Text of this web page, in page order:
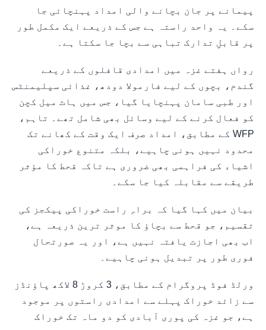
پیمانے پر جان بچانے والی امداد پہنچائی جا
سکے۔ یہ واحد راستہ ہے جس کے ذریعے ایک مکمل طور
پر قابلِ تدارک تباہی سے بچا جا سکتا ہے۔
رواں ہفتے غزہ میں امدادی قافلوں کے ذریعے
گندم، بچوں کے لیے فارمولا دودھ، غذائی سپلیمنٹس
اور طبی سامان پہنچایا گیا، جس میں ہاٹ میل کچن
کو فعال کرنے کے لیے وسائل بھی شامل تھے۔ تاہم،
WFP کے مطابق، امداد صرف ایک وقت کے کھانے تک
محدود نہیں ہونی چاہیے، بلکہ متنوع خوراکی
اشیاء کی فراہمی بھی ضروری ہے تاکہ قحط کا مؤثر
طریقے سے مقابلہ کیا جا سکے۔
بیان میں کہا گیا کہ براہِ راست خوراکی پیکجز کی
تقسیم، جو قحط سے بچاؤ کا موثر ترین ذریعہ ہے،
اب بھی اجازت یافتہ نہیں ہے، اور یہ صورتحال
فوری طور پر تبدیل ہونی چاہیے۔
ورلڈ فوڈ پروگرام کے مطابق، 3 کروڑ 8 لاکھ پاؤنڈز
سے زائد خوراک پہلے سے امدادی راستوں پر موجود
ہے، جو غزہ کی پوری آبادی کو دو ماہ تک خوراک